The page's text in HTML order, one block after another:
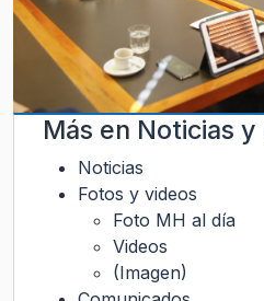
Más en Noticias
Noticias
Fotos y videos
Foto MH al día
Videos
(Imagen)